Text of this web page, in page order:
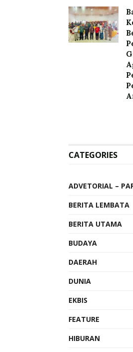
CATEGORIES
ADVETORIAL –
BERITA LEMBATA
BERITA UTAMA
BUDAYA
DAERAH
DUNIA
EKBIS
FEATURE
HIBURAN